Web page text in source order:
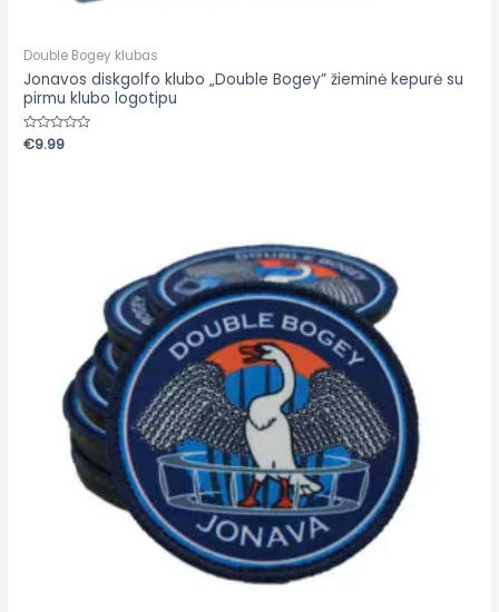
Double Bogey klubas
Jonavos diskgolfo klubo „Double Bogey” žieminė kepurė su
pirmu klubo logotipu
Įvertinimas:
0
€9.99